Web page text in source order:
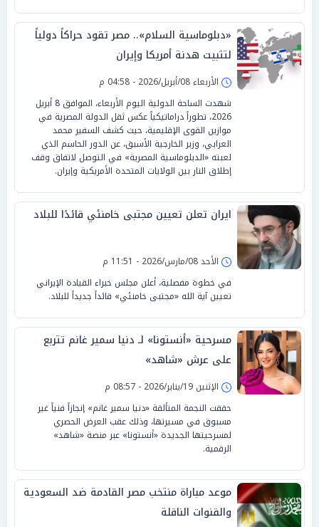
«دبلوماسية السلام».. مصر تقود حراكاً دولياً
لتثبيت هدنة أمريكا وإيران
الأربعاء 08/أبريل/2026 - 04:58 م
شهدت الساحة الدولية اليوم الأربعاء، الموافق 8 أبريل
2026، تطوراً دراماتيكياً عكس ثقل الدولة المصرية في
موازين القوى الإقليمية، حيث كشف السفير محمد
العرابي، وزير الخارجية الأسبق، عن الدور الحاسم الذي
لعبته «الدبلوماسية المصرية» في التوصل لاتفاق وقف
إطلاق النار بين الولايات المتحدة الأمريكية وإيران.
ايران تعلن تعيين مجتبى خامنئي قائدًا للبلاد
الأحد 08/مارس/2026 - 11:51 م
في خطوة مفصلية، أعلن مجلس خبراء القيادة الإيراني
تعيين آية الله «مجتبى خامنئي» قائداً جديداً للبلاد.
مسرحية «أنستونا» لـ دنيا سمير غانم تتربع
على عرش «شاهد»
الإثنين 19/يناير/2026 - 08:57 م
حققت النجمة المتألقة «دنيا سمير غانم» إنجازاً فنياً غير
مسبوق في مسيرتها، وذلك عقب العرض الحصري
لمسرحيتها الجديدة «أنستونا» عبر منصة «شاهد»
الرقمية.
موعد مباراة منتخب مصر القادمة ضد السعودية
والقنوات الناقلة